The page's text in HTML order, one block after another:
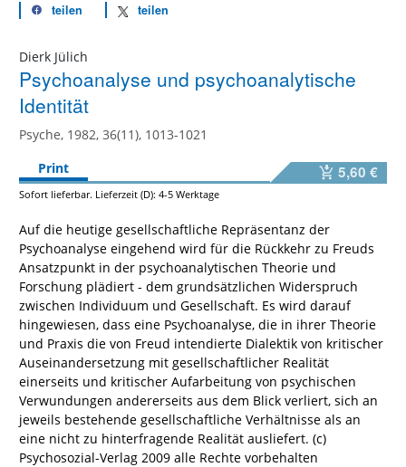
teilen teilen
Dierk Jülich
Psychoanalyse und psychoanalytische
Identität
Psyche, 1982, 36(11), 1013-1021
Print
5,60 €
Sofort lieferbar. Lieferzeit (D): 4-5 Werktage
Auf die heutige gesellschaftliche Repräsentanz der
Psychoanalyse eingehend wird für die Rückkehr zu Freuds
Ansatzpunkt in der psychoanalytischen Theorie und
Forschung plädiert - dem grundsätzlichen Widerspruch
zwischen Individuum und Gesellschaft. Es wird darauf
hingewiesen, dass eine Psychoanalyse, die in ihrer Theorie
und Praxis die von Freud intendierte Dialektik von kritischer
Auseinandersetzung mit gesellschaftlicher Realität
einerseits und kritischer Aufarbeitung von psychischen
Verwundungen andererseits aus dem Blick verliert, sich an
jeweils bestehende gesellschaftliche Verhältnisse als an
eine nicht zu hinterfragende Realität ausliefert. (c)
Psychosozial-Verlag 2009 alle Rechte vorbehalten